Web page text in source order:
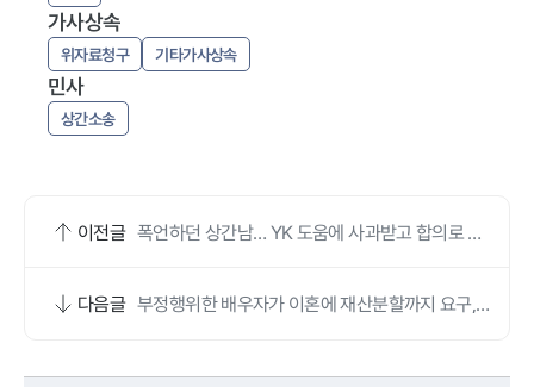
가사상속
위자료청구 기타가사상속
민사
상간소송
이전글 폭언하던 상간남… YK 도움에 사과받고 합의로 마
다음글 부정행위한 배우자가 이혼에 재산분할까지 요구,